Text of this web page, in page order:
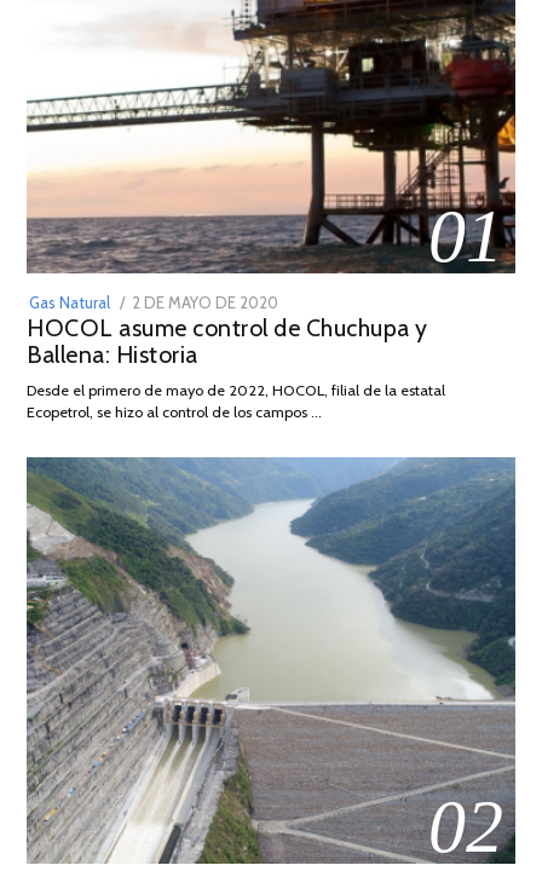
01
Gas Natural
POSTED
ON
2 DE MAYO DE 2020
DE
2026
HOCOL asume control de Chuchupa y
Ballena: Historia
Desde el primero de mayo de 2022, HOCOL, filial de la estatal
Ecopetrol, se hizo al control de los campos …
02